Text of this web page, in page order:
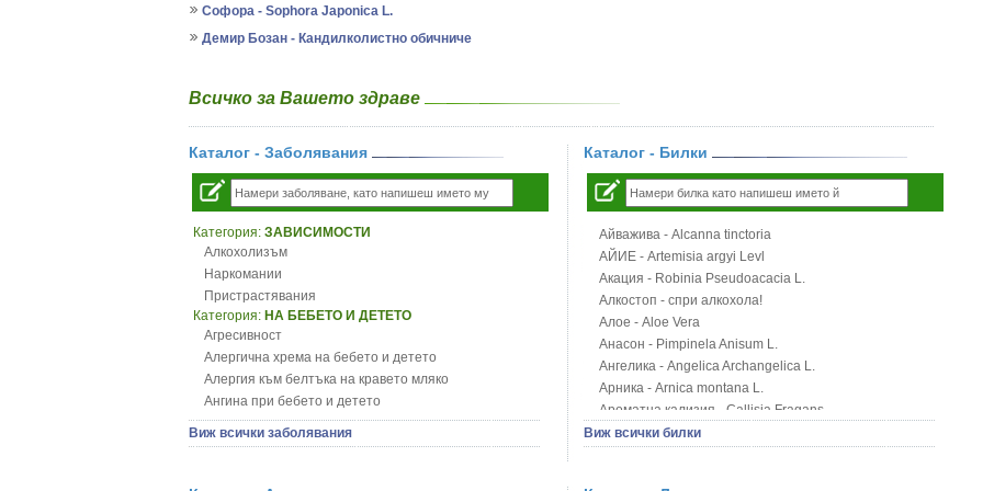
Софора - Sophora Japonica L.
Демир Бозан - Кандилколистно обичниче
Всичко за Вашето здраве
Каталог - Заболявания
Категория: ЗАВИСИМОСТИ
Алкохолизъм
Наркомании
Пристрастявания
Категория: НА БЕБЕТО И ДЕТЕТО
Агресивност
Алергична хрема на бебето и детето
Алергия към белтъка на кравето мляко
Ангина при бебето и детето
Анемия при бебето и детето
Апетит - пълни деца
Виж всички заболявания
Каталог - Билки
Айважива - Alcanna tinctoria
АЙИЕ - Artemisia argyi Levl
Акация - Robinia Pseudoacacia L.
Алкостоп - спри алкохола!
Алое - Aloe Vera
Анасон - Pimpinela Anisum L.
Ангелика - Angelica Archangelica L.
Арника - Arnica montana L.
Ароматна кализия - Callisia Fragans
Арония - Sorbus melanocorpa
Виж всички билки